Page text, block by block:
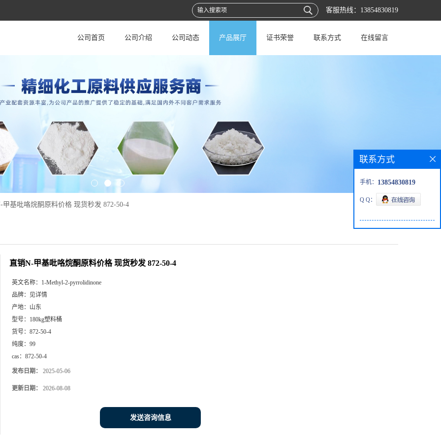
客服热线： 13854830819
公司首页 公司介绍 公司动态 产品展厅 证书荣誉 联系方式 在线留言
甲基吡咯烷酮原料价格 现货秒发 872-50-4
直销N-甲基吡咯烷酮原料价格 现货秒发 872-50-4
英文名称： 1-Methyl-2-pyrrolidinone
品牌：
见详情
产地： 山东
型号： 180kg塑料桶
货号： 872-50-4
纯度： 99
cas： 872-50-4
发布日期： 2025-05-06
更新日期： 2026-08-08
发送咨询信息
联系方式
手机： 13854830819
Q Q：